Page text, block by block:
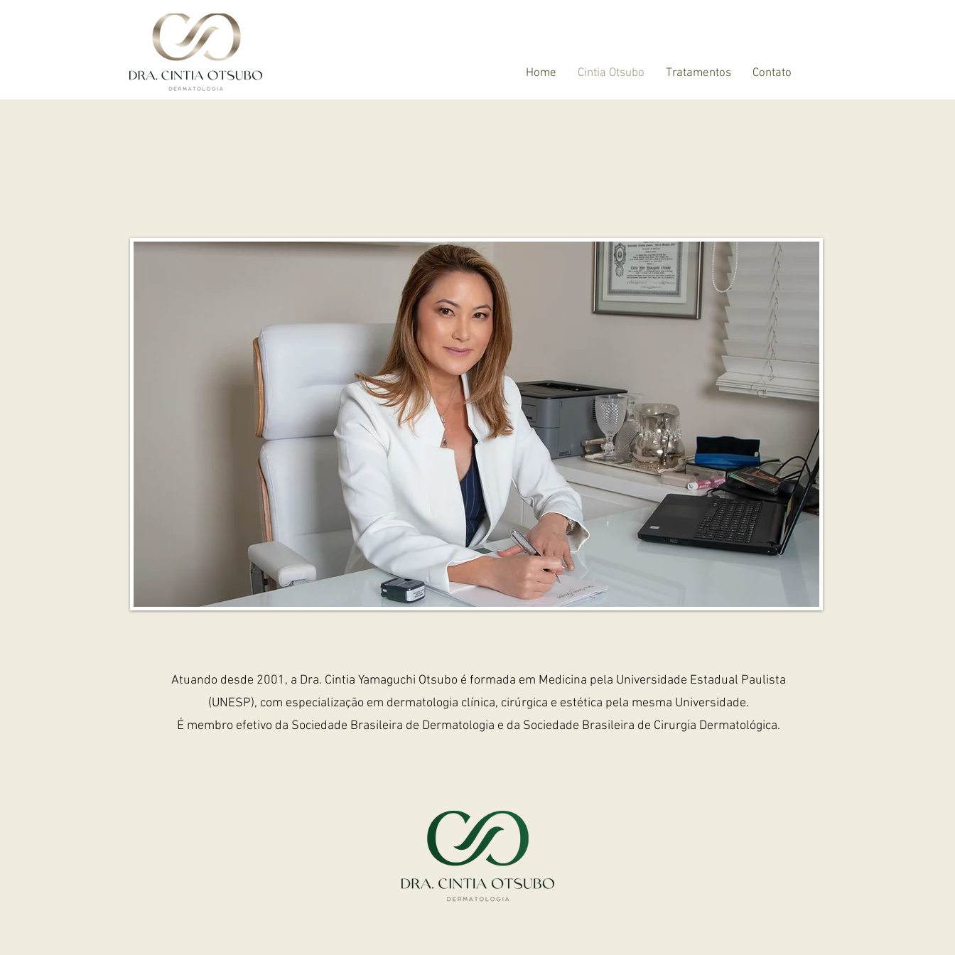
Home Cintia Otsubo Tratamentos Contato
Atuando desde 2001, a Dra. Cintia Yamaguchi Otsubo é formada em Medicina pela Universidade Estadual Paulista
(UNESP), com especialização em dermatologia clínica, cirúrgica e estética pela mesma Universidade.
É membro efetivo da Sociedade Brasileira de Dermatologia e da Sociedade Brasileira de Cirurgia Dermatológica.